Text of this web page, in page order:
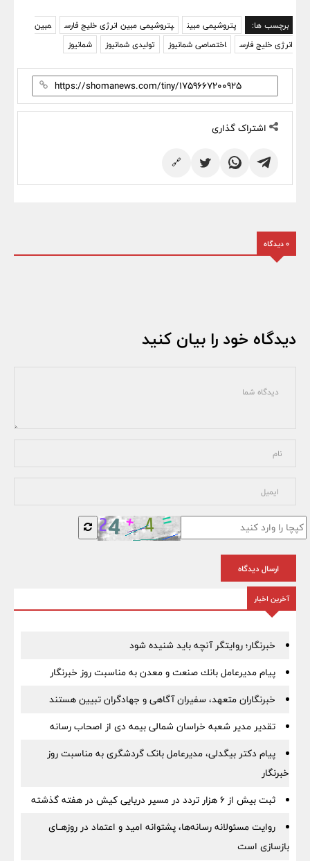
برچسب ها: پتروشیمی مبین پتروشیمی مبین انرژی خلیج فارس
مبین
انرژی خلیج فارس
اختصاصی شمانیوز تولیدی شمانیوز شمانیوز
اشتراک گذاری
🔗
0 دیدگاه
دیدگاه خود را بیان کنید
ارسال دیدگاه
آخرین اخبار
خبرنگار؛ روایتگر آنچه باید شنیده شود
پیام مدیرعامل بانك صنعت و معدن به مناسبت روز خبرنگار
خبرنگاران متعهد، سفیران آگاهی و جهادگران تبیین هستند
تقدیر مدیر شعبه خراسان شمالی بیمه دی از اصحاب رسانه
پیام دکتر بیگدلی، مدیرعامل بانک گردشگری به مناسبت روز
خبرنگار
ثبت بیش از ۶ هزار تردد در مسیر دریایی کیش در هفته گذشته
روایت مسئولانه رسانه‌ها، پشتوانه امید و اعتماد در روزهــای
بازسازی است